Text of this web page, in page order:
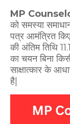
MP
को समस्या
पत्र आमंत्रित
की अंतिम तिथि
का चयन बिना
साक्षात्कार के
है|